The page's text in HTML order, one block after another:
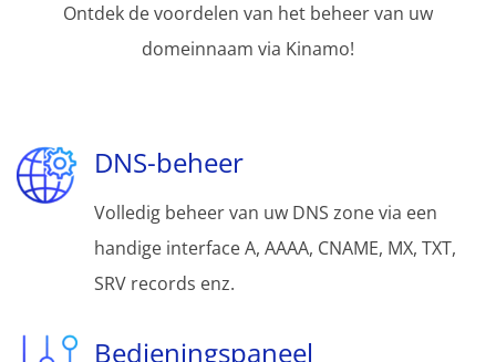
Ontdek de voordelen van het beheer van uw
domeinnaam via Kinamo!
DNS-beheer
Volledig beheer van uw DNS zone via een
handige interface A, AAAA, CNAME, MX, TXT,
SRV records enz.
Bedieningspaneel